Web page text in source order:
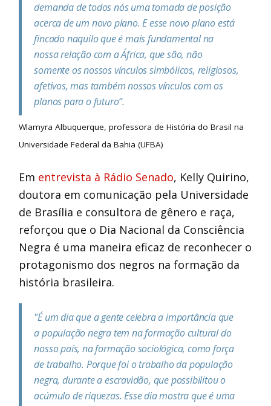
demanda de todos nós uma tomada de posição
acerca de um novo plano. E esse novo plano está
fincado naquilo que é mais fundamental na
nossa relação com a África, que são, não
somente os nossos vínculos simbólicos, religiosos,
afetivos, mas também nossos vínculos com os
planos para o futuro”.
Wlamyra Albuquerque, professora de História do Brasil na
Universidade Federal da Bahia (UFBA)
Em entrevista à Rádio Senado, Kelly Quirino,
doutora em comunicação pela Universidade
de Brasília e consultora de gênero e raça,
reforçou que o Dia Nacional da Consciência
Negra é uma maneira eficaz de reconhecer o
protagonismo dos negros na formação da
história brasileira.
"É um dia que a gente celebra a importância que
a população negra tem na formação cultural do
nosso país, na formação sociológica, como força
de trabalho. Porque foi o trabalho da população
negra, durante a escravidão, que possibilitou o
acúmulo de riquezas. Esse dia mostra que é uma